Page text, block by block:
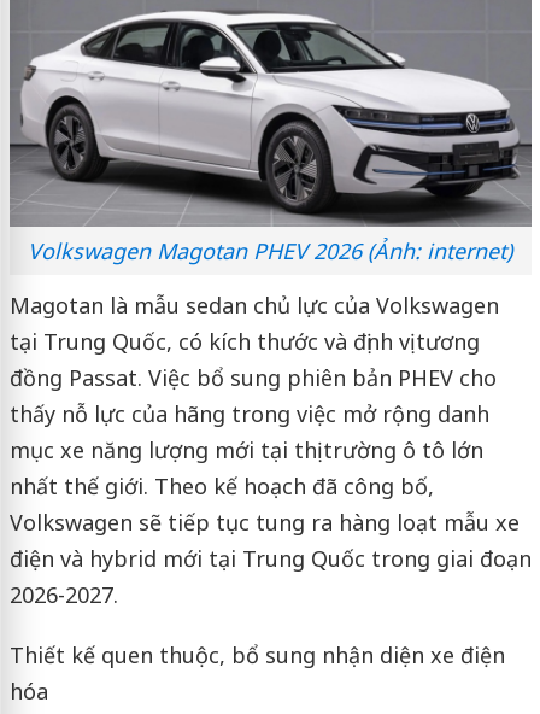
Volkswagen Magotan PHEV 2026 (Ảnh: internet)
Magotan là mẫu sedan chủ lực của Volkswagen
tại Trung Quốc, có kích thước và định vị tương
đồng Passat. Việc bổ sung phiên bản PHEV cho
thấy nỗ lực của hãng trong việc mở rộng danh
mục xe năng lượng mới tại thị trường ô tô lớn
nhất thế giới. Theo kế hoạch đã công bố,
Volkswagen sẽ tiếp tục tung ra hàng loạt mẫu xe
điện và hybrid mới tại Trung Quốc trong giai đoạn
2026-2027.
Thiết kế quen thuộc, bổ sung nhận diện xe điện
hóa